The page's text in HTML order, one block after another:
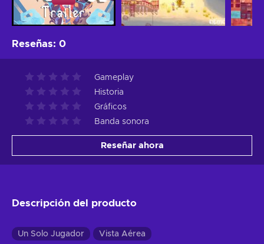
Reseñas: 0
Gameplay
Historia
Gráficos
Banda sonora
Reseñar ahora
Descripción del producto
Un Solo Jugador Vista Aérea